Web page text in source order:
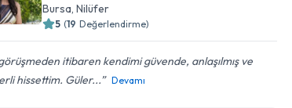
Bursa , Nilüfer
5 (19 Değerlendirme)
itibaren kendimi güvende, anlaşılmış ve
hissettim. Güler...
Devamı